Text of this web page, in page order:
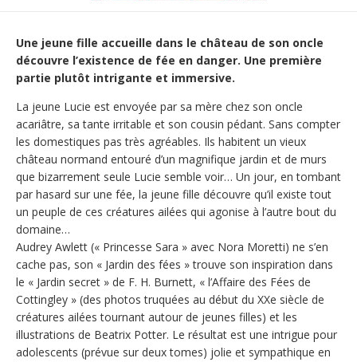
Une jeune fille accueille dans le château de son oncle
découvre l’existence de fée en danger. Une première
partie plutôt intrigante et immersive.
La jeune Lucie est envoyée par sa mère chez son oncle
acariâtre, sa tante irritable et son cousin pédant. Sans compter
les domestiques pas très agréables. Ils habitent un vieux
château normand entouré d’un magnifique jardin et de murs
que bizarrement seule Lucie semble voir… Un jour, en tombant
par hasard sur une fée, la jeune fille découvre qu’il existe tout
un peuple de ces créatures ailées qui agonise à l’autre bout du
domaine…
Audrey Awlett (« Princesse Sara » avec Nora Moretti) ne s’en
cache pas, son « Jardin des fées » trouve son inspiration dans
le « Jardin secret » de F. H. Burnett, « l’Affaire des Fées de
Cottingley » (des photos truquées au début du XXe siècle de
créatures ailées tournant autour de jeunes filles) et les
illustrations de Beatrix Potter. Le résultat est une intrigue pour
adolescents (prévue sur deux tomes) jolie et sympathique en